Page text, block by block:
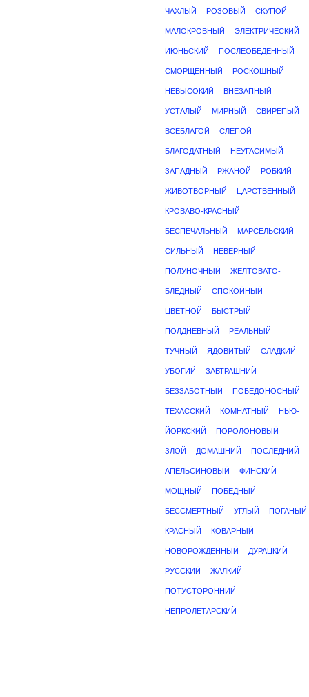
ЧАХЛЫЙ РОЗОВЫЙ СКУПОЙ
МАЛОКРОВНЫЙ ЭЛЕКТРИЧЕСКИЙ
ИЮНЬСКИЙ ПОСЛЕОБЕДЕННЫЙ
СМОРЩЕННЫЙ РОСКОШНЫЙ
НЕВЫСОКИЙ ВНЕЗАПНЫЙ
УСТАЛЫЙ МИРНЫЙ СВИРЕПЫЙ
ВСЕБЛАГОЙ СЛЕПОЙ
БЛАГОДАТНЫЙ НЕУГАСИМЫЙ
ЗАПАДНЫЙ РЖАНОЙ РОБКИЙ
ЖИВОТВОРНЫЙ ЦАРСТВЕННЫЙ
КРОВАВО-КРАСНЫЙ
БЕСПЕЧАЛЬНЫЙ МАРСЕЛЬСКИЙ
СИЛЬНЫЙ НЕВЕРНЫЙ
ПОЛУНОЧНЫЙ ЖЕЛТОВАТО-
БЛЕДНЫЙ СПОКОЙНЫЙ
ЦВЕТНОЙ БЫСТРЫЙ
ПОЛДНЕВНЫЙ РЕАЛЬНЫЙ
ТУЧНЫЙ ЯДОВИТЫЙ СЛАДКИЙ
УБОГИЙ ЗАВТРАШНИЙ
БЕЗЗАБОТНЫЙ ПОБЕДОНОСНЫЙ
ТЕХАССКИЙ КОМНАТНЫЙ НЬЮ-
ЙОРКСКИЙ ПОРОЛОНОВЫЙ
ЗЛОЙ ДОМАШНИЙ ПОСЛЕДНИЙ
АПЕЛЬСИНОВЫЙ ФИНСКИЙ
МОЩНЫЙ ПОБЕДНЫЙ
БЕССМЕРТНЫЙ УГЛЫЙ ПОГАНЫЙ
КРАСНЫЙ КОВАРНЫЙ
НОВОРОЖДЕННЫЙ ДУРАЦКИЙ
РУССКИЙ ЖАЛКИЙ
ПОТУСТОРОННИЙ
НЕПРОЛЕТАРСКИЙ